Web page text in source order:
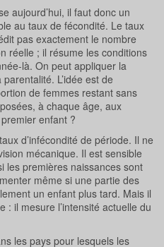
aujourd’hui, il faut donc un
au taux de fécondité. Le taux
pas exactement le nombre
réelle ; il résume les conditions
là. On peut appliquer la
L’idée est de
de femmes restant sans
à chaque âge, aux
enfant ?
d’infécondité de période. Il ne
mécanique. Il est sensible
les premières naissances sont
même si une partie des
un enfant plus tard. Mais il
: il mesure l’intensité actuelle du
les pays pour lesquels les